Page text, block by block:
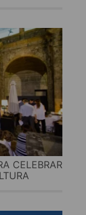
CELEBRAR